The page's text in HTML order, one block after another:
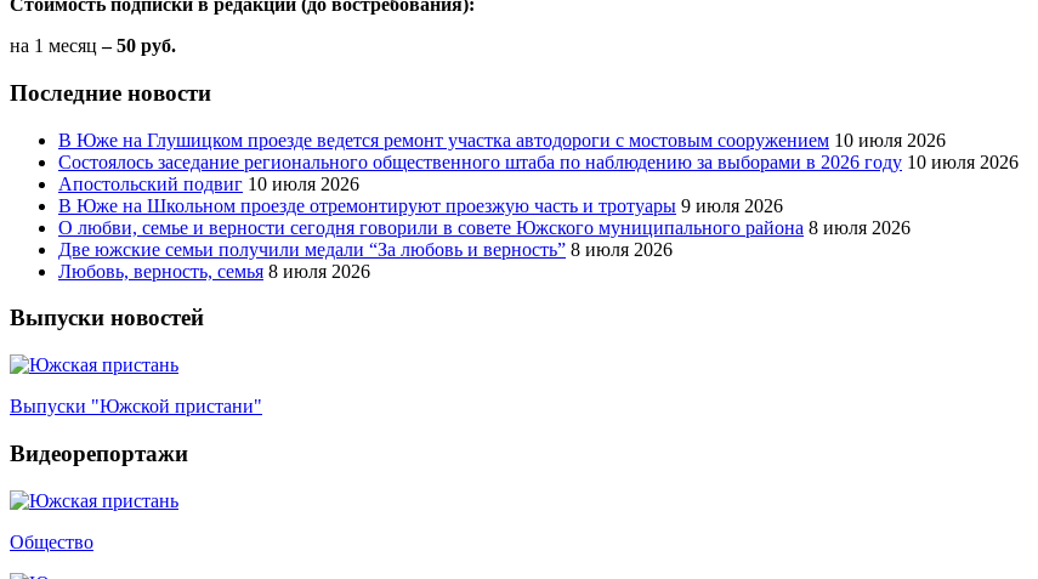
Стоимость подписки в редакции (до востребования):
на 1 месяц – 50 руб.
Последние новости
В Юже на Глушицком проезде ведется ремонт участка автодороги с мостовым сооружением 10 июля 2026
Состоялось заседание регионального общественного штаба по наблюдению за выборами в 2026 году 10 июля 2026
Апостольский подвиг 10 июля 2026
В Юже на Школьном проезде отремонтируют проезжую часть и тротуары 9 июля 2026
О любви, семье и верности сегодня говорили в совете Южского муниципального района 8 июля 2026
Две южские семьи получили медали “За любовь и верность” 8 июля 2026
Любовь, верность, семья 8 июля 2026
Выпуски новостей
Выпуски "Южской пристани"
Видеорепортажи
Общество